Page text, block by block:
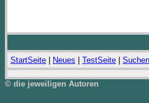
StartSeite Neues TestSeite Suchen
© die jeweiligen Autoren